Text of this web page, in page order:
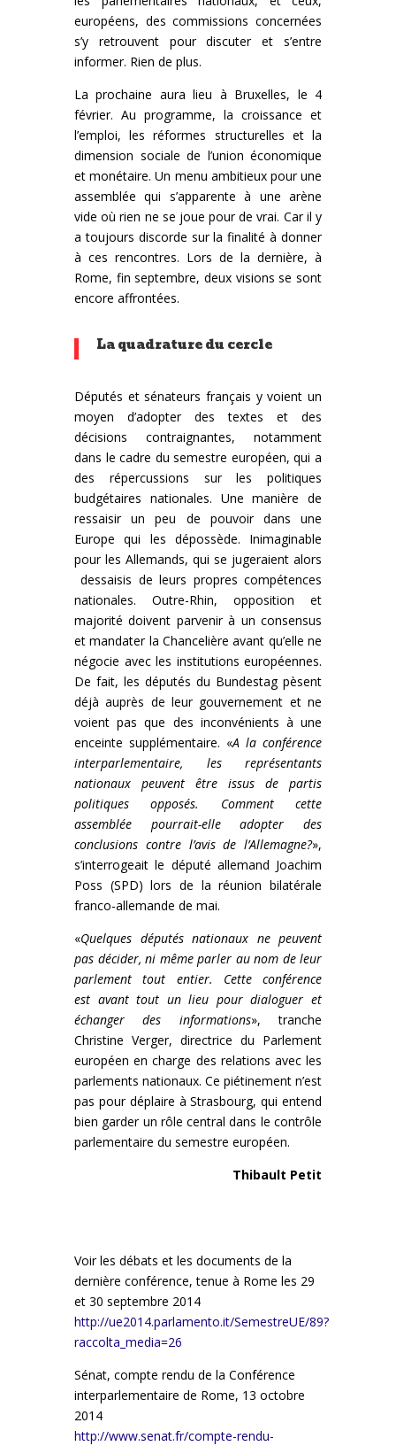
européens, des commissions concernées
s’y retrouvent pour discuter et s’entre
informer. Rien de plus.
La prochaine aura lieu à Bruxelles, le 4
février. Au programme, la croissance et
l’emploi, les réformes structurelles et la
dimension sociale de l’union économique
et monétaire. Un menu ambitieux pour une
assemblée qui s’apparente à une arène
vide où rien ne se joue pour de vrai. Car il y
a toujours discorde sur la finalité à donner
à ces rencontres. Lors de la dernière, à
Rome, fin septembre, deux visions se sont
encore affrontées.
La quadrature du cercle
Députés et sénateurs français y voient un
moyen d’adopter des textes et des
décisions contraignantes, notamment
dans le cadre du semestre européen, qui a
des répercussions sur les politiques
budgétaires nationales. Une manière de
ressaisir un peu de pouvoir dans une
Europe qui les dépossède. Inimaginable
pour les Allemands, qui se jugeraient alors
dessaisis de leurs propres compétences
nationales. Outre-Rhin, opposition et
majorité doivent parvenir à un consensus
et mandater la Chancelière avant qu’elle ne
négocie avec les institutions européennes.
De fait, les députés du Bundestag pèsent
déjà auprès de leur gouvernement et ne
voient pas que des inconvénients à une
enceinte supplémentaire. «A la conférence
interparlementaire, les représentants
nationaux peuvent être issus de partis
politiques opposés. Comment cette
assemblée pourrait-elle adopter des
conclusions contre l’avis de l’Allemagne?»,
s’interrogeait le député allemand Joachim
Poss (SPD) lors de la réunion bilatérale
franco-allemande de mai.
«Quelques députés nationaux ne peuvent
pas décider, ni même parler au nom de leur
parlement tout entier. Cette conférence
est avant tout un lieu pour dialoguer et
échanger des informations», tranche
Christine Verger, directrice du Parlement
européen en charge des relations avec les
parlements nationaux. Ce piétinement n’est
pas pour déplaire à Strasbourg, qui entend
bien garder un rôle central dans le contrôle
parlementaire du semestre européen.
Thibault Petit
Voir les débats et les documents de la
dernière conférence, tenue à Rome les 29
et 30 septembre 2014
http://ue2014.parlamento.it/SemestreUE/89?
raccolta_media=26
Sénat, compte rendu de la Conférence
interparlementaire de Rome, 13 octobre
2014
http://www.senat.fr/compte-rendu-